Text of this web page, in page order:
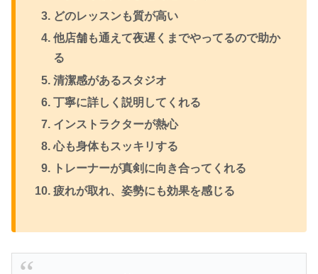
どのレッスンも質が高い
他店舗も通えて夜遅くまでやってるので助か
る
清潔感があるスタジオ
丁寧に詳しく説明してくれる
インストラクターが熱心
心も身体もスッキリする
トレーナーが真剣に向き合ってくれる
疲れが取れ、姿勢にも効果を感じる